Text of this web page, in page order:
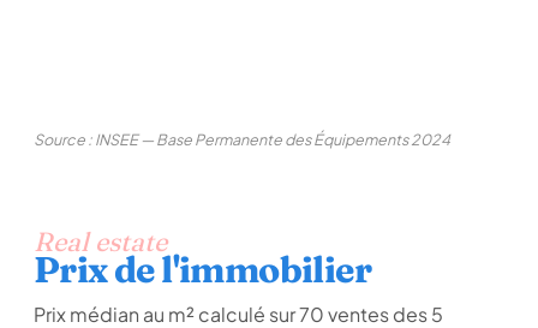
Source : INSEE — Base Permanente des Équipements 2024
Real estate
Prix de l'immobilier
Prix médian au m² calculé sur 70 ventes des 5